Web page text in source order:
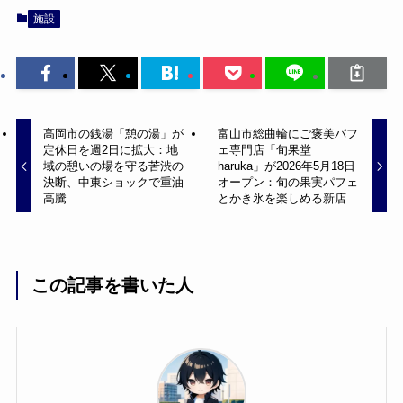
施設
高岡市の銭湯「憩の湯」が
定休日を週2日に拡大：地
域の憩いの場を守る苦渋の
決断、中東ショックで重油
高騰
富山市総曲輪にご褒美パフ
ェ専門店「旬果堂
haruka」が2026年5月18日
オープン：旬の果実パフェ
とかき氷を楽しめる新店
この記事を書いた人